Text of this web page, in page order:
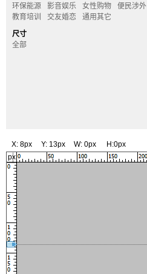
环保能源
影音娱乐 女性购物 便民涉外
教育培训
交友婚恋
通用其它
尺寸
全部
X: 8px Y: 13px W: 0px H:0px
px